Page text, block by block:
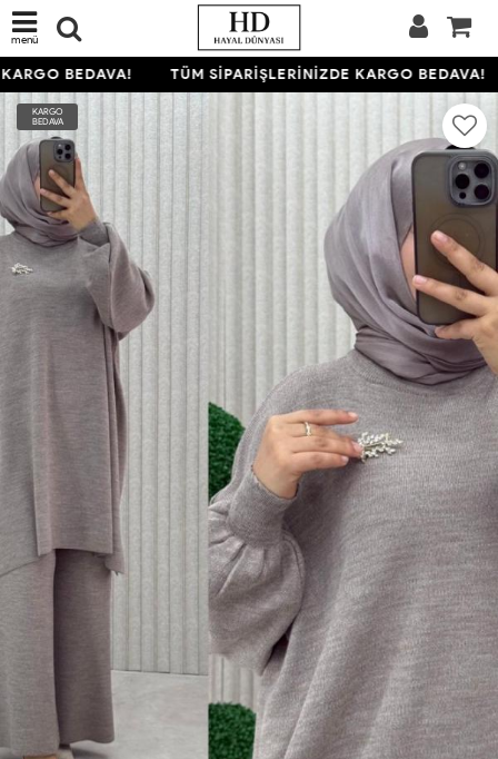
menü
BEDAVA! TÜM SİPARİŞLERİNİZDE KARGO BEDAVA!
KARGO
BEDAVA